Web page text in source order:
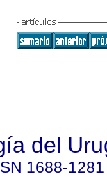
del
1688-1281